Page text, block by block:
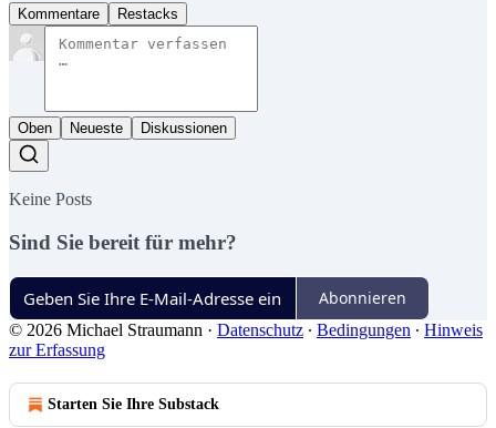
Kommentare Restacks
Oben Neueste Diskussionen
Keine Posts
Sind Sie bereit für mehr?
Abonnieren
© 2026 Michael Straumann · Datenschutz ∙ Bedingungen ∙ Hinweis
zur Erfassung
Starten Sie Ihre Substack